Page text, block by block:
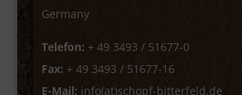
Germany
Telefon: + 49 3493 / 51677-0
Fax: + 49 3493 / 51677-16
E-Mail: info(at)schopf-bitterfeld.de